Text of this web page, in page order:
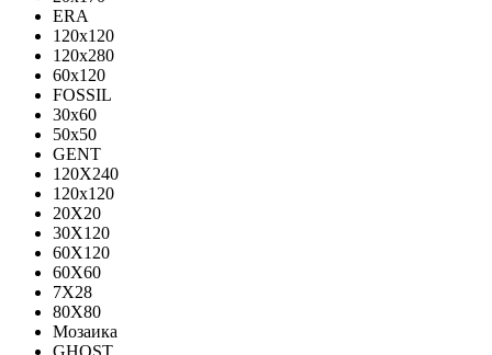
ERA
120x120
120x280
60x120
FOSSIL
30x60
50x50
GENT
120X240
120х120
20X20
30X120
60X120
60X60
7X28
80X80
Мозаика
GHOST